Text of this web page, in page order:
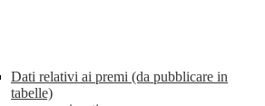
Dati relativi ai premi (da pubblicare in
tabelle)